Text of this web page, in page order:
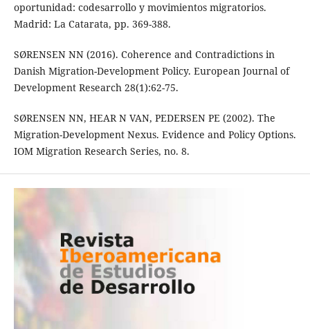
oportunidad: codesarrollo y movimientos migratorios.
Madrid: La Catarata, pp. 369-388.
SØRENSEN NN (2016). Coherence and Contradictions in
Danish Migration-Development Policy. European Journal of
Development Research 28(1):62-75.
SØRENSEN NN, HEAR N VAN, PEDERSEN PE (2002). The
Migration-Development Nexus. Evidence and Policy Options.
IOM Migration Research Series, no. 8.